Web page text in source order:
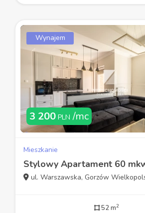
Wynajem
3 200 PLN /mc
Mieszkanie
ul. Warszawska, Gorzów
52 m2